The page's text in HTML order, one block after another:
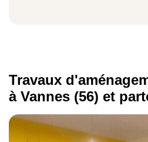
Travaux
à Vannes (56) et